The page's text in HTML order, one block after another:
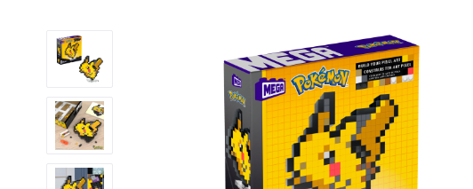
Bildergalerie überspringen